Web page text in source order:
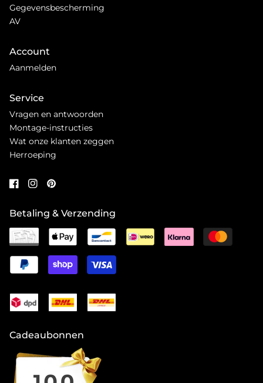
Gegevensbescherming
AV
Account
Aanmelden
Service
Vragen en antwoorden
Montage-instructies
Wat onze klanten zeggen
Herroeping
Betaling & Verzending
Cadeaubonnen